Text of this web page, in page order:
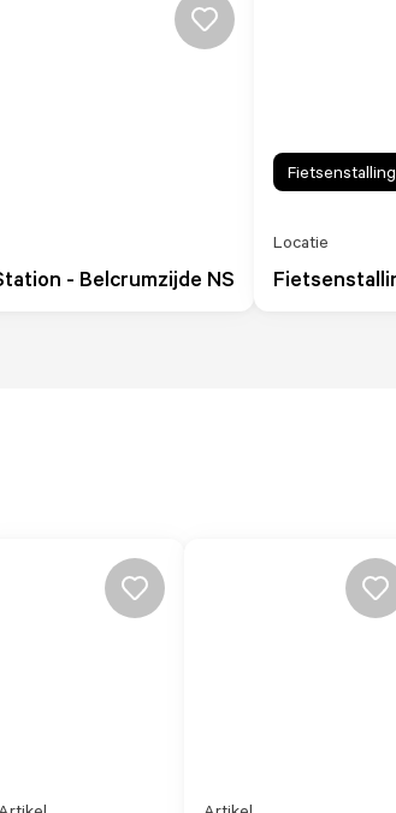
- Belcrumzijde NS
Locatie
Fietsenstalling